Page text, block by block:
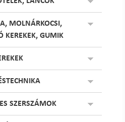
MOLNÁRKOCSI,
KEREKEK, GUMIK
SZERSZÁMOK